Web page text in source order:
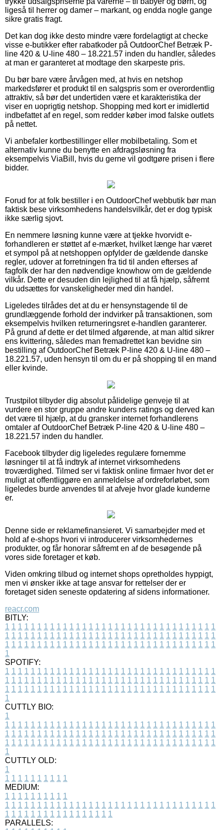
ligeså til herrer og damer – markant, og endda nogle gange
sikre gratis fragt.
Det kan dog ikke desto mindre være fordelagtigt at checke
visse e-butikker efter rabatkoder på OutdoorChef Betræk P-
line 420 & U-line 480 – 18.221.57 inden du handler, således
at man er garanteret at modtage den skarpeste pris.
Du bør bare være årvågen med, at hvis en netshop
markedsfører et produkt til en salgspris som er overordentlig
attraktiv, så bør det undertiden være et karakteristika der
viser en uoprigtig netshop. Shopping med kort er imidlertid
indbefattet af en regel, som redder køber imod falske outlets
på nettet.
Vi anbefaler kortbestillinger eller mobilbetaling. Som et
alternativ kunne du benytte en afdragsløsning fra
eksempelvis ViaBill, hvis du gerne vil godtgøre prisen i flere
bidder.
Forud for at folk bestiller i en OutdoorChef webbutik bør man
faktisk bese virksomhedens handelsvilkår, det er dog typisk
ikke særlig sjovt.
En nemmere løsning kunne være at tjekke hvorvidt e-
forhandleren er støttet af e-mærket, hvilket længe har været
et sympol på at netshoppen opfylder de gældende danske
regler, udover at forretningen fra tid til anden efterses af
fagfolk der har den nødvendige knowhow om de gældende
vilkår. Dette er desuden din lejlighed til at få hjælp, såfremt
du udsættes for vanskeligheder med din handel.
Ligeledes tilrådes det at du er hensynstagende til de
grundlæggende forhold der indvirker på transaktionen, som
eksempelvis hvilken returneringsret e-handlen garanterer.
På grund af dette er det tilmed afgørende, at man altid sikrer
ens kvittering, således man fremadrettet kan bevidne sin
bestilling af OutdoorChef Betræk P-line 420 & U-line 480 –
18.221.57, uden hensyn til om du er på shopping til en mand
eller kvinde.
Trustpilot tilbyder dig absolut pålidelige genveje til at
vurdere en stor gruppe andre kunders ratings og derved kan
det være til hjælp, at du gransker internet forhandlerens
omtaler af OutdoorChef Betræk P-line 420 & U-line 480 –
18.221.57 inden du handler.
Facebook tilbyder dig ligeledes regulære fornemme
løsninger til at få indtryk af internet virksomhedens
troværdighed. Tilmed ser vi faktisk online firmaer hvor det er
muligt at offentliggøre en anmeldelse af ordreforløbet, som
ligeledes burde anvendes til at afveje hvor glade kunderne
er.
Denne side er reklamefinansieret. Vi samarbejder med et
hold af e-shops hvori vi introducerer virksomhedernes
produkter, og får honorar såfremt en af de besøgende på
vores side foretager et køb.
Viden omkring tilbud og internet shops opretholdes hyppigt,
men vi ønsker ikke at tage ansvar for rettelser der er
foretaget siden seneste opdatering af sidens informationer.
reacr.com
BITLY:
1 1 1 1 1 1 1 1 1 1 1 1 1 1 1 1 1 1 1 1 1 1 1 1 1 1 1 1 1 1 1 1 1
1 1 1 1 1 1 1 1 1 1 1 1 1 1 1 1 1 1 1 1 1 1 1 1 1 1 1 1 1 1 1 1 1
1 1 1 1 1 1 1 1 1 1 1 1 1 1 1 1 1 1 1 1 1 1 1 1 1 1 1 1 1 1 1 1 1
1
SPOTIFY:
1 1 1 1 1 1 1 1 1 1 1 1 1 1 1 1 1 1 1 1 1 1 1 1 1 1 1 1 1 1 1 1 1
1 1 1 1 1 1 1 1 1 1 1 1 1 1 1 1 1 1 1 1 1 1 1 1 1 1 1 1 1 1 1 1 1
1 1 1 1 1 1 1 1 1 1 1 1 1 1 1 1 1 1 1 1 1 1 1 1 1 1 1 1 1 1 1 1 1
1
CUTTLY BIO:
1
1 1 1 1 1 1 1 1 1 1 1 1 1 1 1 1 1 1 1 1 1 1 1 1 1 1 1 1 1 1 1 1 1
1 1 1 1 1 1 1 1 1 1 1 1 1 1 1 1 1 1 1 1 1 1 1 1 1 1 1 1 1 1 1 1 1
1 1 1 1 1 1 1 1 1 1 1 1 1 1 1 1 1 1 1 1 1 1 1 1 1 1 1 1 1 1 1 1 1
1
CUTTLY OLD:
1
1 1 1 1 1 1 1 1 1 1
MEDIUM:
1 1 1 1 1 1 1 1 1 1
1 1 1 1 1 1 1 1 1 1 1 1 1 1 1 1 1 1 1 1 1 1 1 1 1 1 1 1 1 1 1 1 1
1 1 1 1 1 1 1 1 1 1 1 1 1 1 1 1 1
PARALLELS: